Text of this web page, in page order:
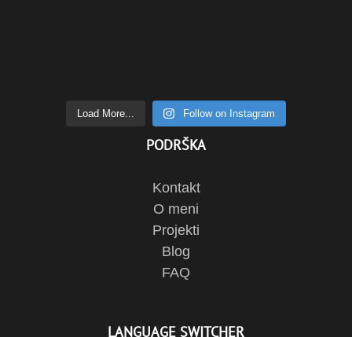
Load More... Follow on Instagram
PODRŠKA
Kontakt
O meni
Projekti
Blog
FAQ
LANGUAGE SWITCHER